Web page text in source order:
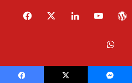
Facebook LinkedIn